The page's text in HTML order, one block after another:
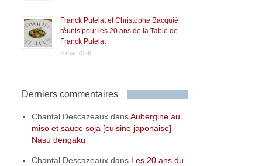
Franck Putelat et Christophe Bacquié
réunis pour les 20 ans de la Table de
Franck Putelat
3 mai 2026
Derniers commentaires
Chantal Descazeaux dansAubergine au
miso et sauce soja [cuisine japonaise] –
Nasu dengaku
Chantal Descazeaux dans Les 20 ans du